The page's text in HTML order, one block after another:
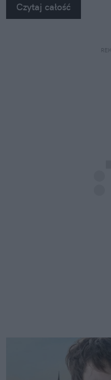
Czytaj całość